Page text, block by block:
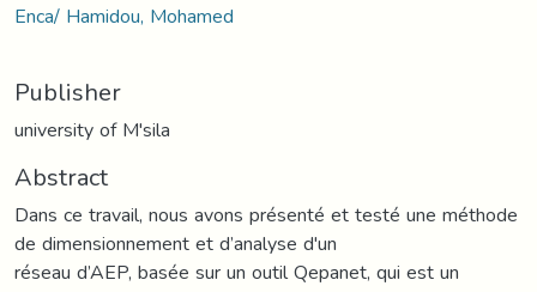
Enca/ Hamidou, Mohamed
Publisher
university of M'sila
Abstract
Dans ce travail, nous avons présenté et testé une méthode
de dimensionnement et d’analyse d'un
réseau d’AEP, basée sur un outil Qepanet, qui est un